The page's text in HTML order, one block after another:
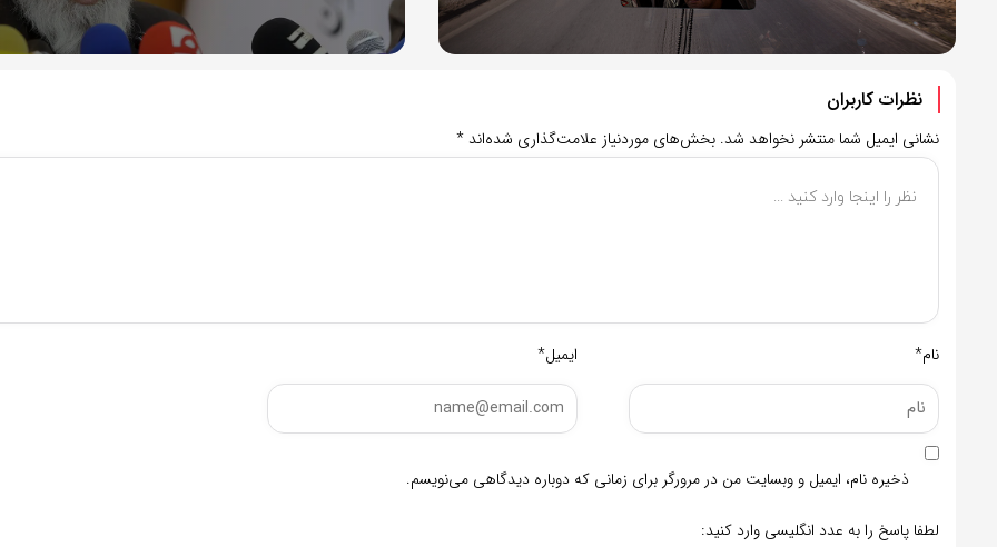
نظرات کاربران
نشانی ایمیل شما منتشر نخواهد شد. بخش‌های موردنیاز علامت‌گذاری شده‌اند *
نام* ایمیل*
ذخیره نام، ایمیل و وبسایت من در مرورگر برای زمانی که دوباره دیدگاهی می‌نویسم.
لطفا پاسخ را به عدد انگلیسی وارد کنید: